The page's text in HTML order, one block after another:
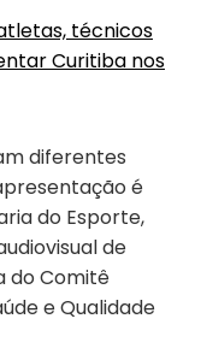
técnicos
Curitiba nos
diferentes
é
do Esporte,
de
do Comitê
e Qualidade